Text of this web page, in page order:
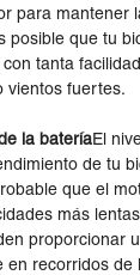
para mantener
posible que tu
tanta
vientos fuertes.
la bateríaEl
de tu
que el
más
proporcionar
en recorridos de